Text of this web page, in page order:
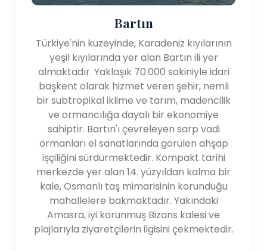
Bartın
Türkiye'nin kuzeyinde, Karadeniz kıyılarının
yeşil kıyılarında yer alan Bartın ili yer
almaktadır. Yaklaşık 70.000 sakiniyle idari
başkent olarak hizmet veren şehir, nemli
bir subtropikal iklime ve tarım, madencilik
ve ormancılığa dayalı bir ekonomiye
sahiptir. Bartın'ı çevreleyen sarp vadi
ormanları el sanatlarında görülen ahşap
işçiliğini sürdürmektedir. Kompakt tarihi
merkezde yer alan 14. yüzyıldan kalma bir
kale, Osmanlı taş mimarisinin korunduğu
mahallelere bakmaktadır. Yakındaki
Amasra, iyi korunmuş Bizans kalesi ve
plajlarıyla ziyaretçilerin ilgisini çekmektedir.